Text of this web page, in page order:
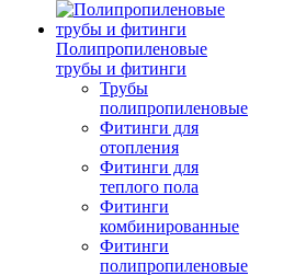
Полипропиленовые
трубы и фитинги
Трубы
полипропиленовые
Фитинги для
отопления
Фитинги для
теплого пола
Фитинги
комбинированные
Фитинги
полипропиленовые